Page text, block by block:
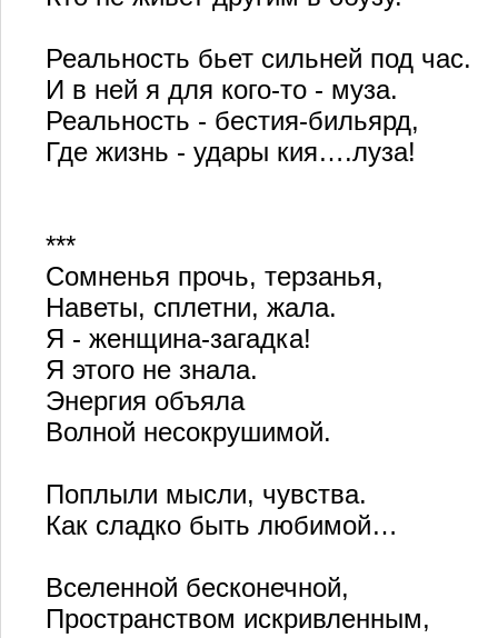
Реальность бьет сильней под час.
И в ней я для кого-то - муза.
Реальность - бестия-бильярд,
Где жизнь - удары кия….луза!
***
Сомненья прочь, терзанья,
Наветы, сплетни, жала.
Я - женщина-загадка!
Я этого не знала.
Энергия объяла
Волной несокрушимой.
Поплыли мысли, чувства.
Как сладко быть любимой…
Вселенной бесконечной,
Пространством искривленным,